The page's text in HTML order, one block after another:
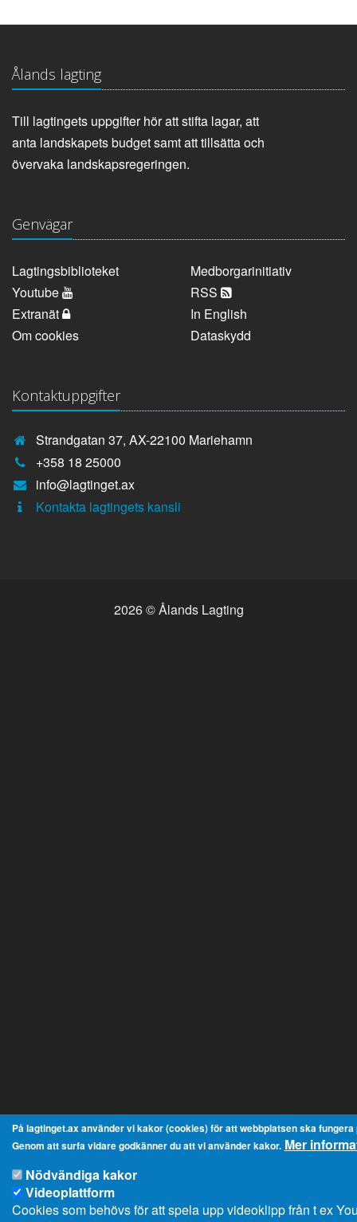
Ålands lagting
Till lagtingets uppgifter hör att stifta lagar, att
anta landskapets budget samt att tillsätta och
övervaka landskapsregeringen.
Genvägar
Lagtingsbiblioteket
Medborgarinitiativ
Youtube
RSS
Extranät
In English
Om cookies
Dataskydd
Kontaktuppgifter
Strandgatan 37, AX-22100 Mariehamn
Telefonnummer:
+358 18 25000
E-
post:
info@lagtinget.ax
Fler:
Kontakta lagtingets kansli
2026 © Ålands Lagting
På lagtinget.ax använder vi kakor (cookies) för att webbplatsen ska
Genom att surfa vidare godkänner du att vi använder kakor. Mer
Nödvändiga kakor
Videoplattform
Cookies som behövs för att spela upp videoklipp från t ex